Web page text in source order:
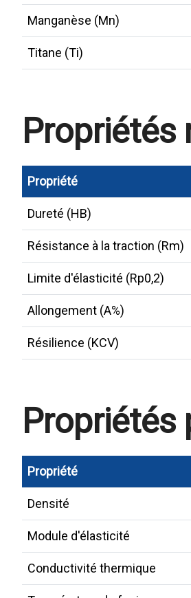
Manganèse (Mn)
Titane (Ti)
Propriétés
Propriété
Dureté (HB)
Résistance à la traction (Rm)
Limite d'élasticité (Rp0,2)
Allongement (A%)
Résilience (KCV)
Propriétés
Propriété
Densité
Module d'élasticité
Conductivité thermique